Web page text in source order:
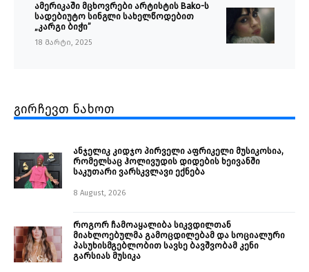
ამერიკაში მცხოვრები არტისტის Bako-ს
სადებიუტო სინგლი სახელწოდებით
„კარგი ბიჭი”
18 მარტი, 2025
გირჩევთ ნახოთ
ანჯელიკ კიდჯო პირველი აფრიკელი მუსიკოსია,
რომელსაც ჰოლივუდის დიდების ხეივანში
საკუთარი ვარსკვლავი ექნება
8 August, 2026
როგორ ჩამოაყალიბა სიკვდილთან
მიახლოებულმა გამოცდილებამ და სოციალური
პასუხისმგებლობით სავსე ბავშვობამ კენი
გარსიას მუსიკა